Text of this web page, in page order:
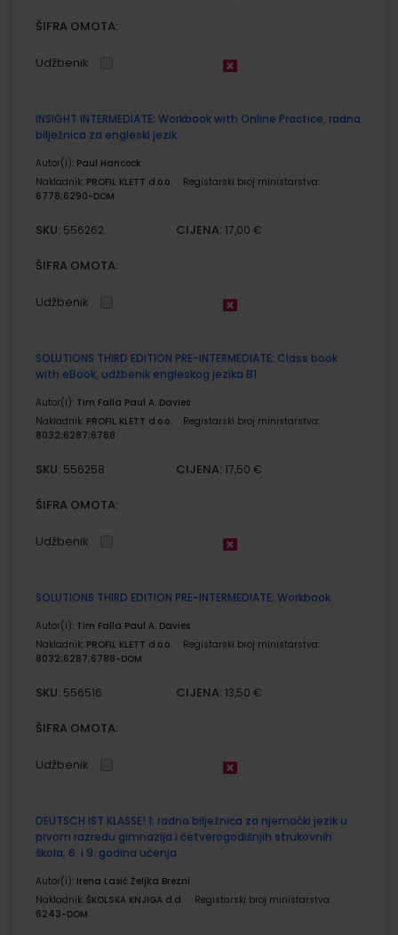
ŠIFRA OMOTA:
Udžbenik
INSIGHT INTERMEDIATE; Workbook with Online Practice, radna
bilježnica za engleski jezik
Autor(i): Paul Hancock
Nakladnik: PROFIL KLETT d.o.o.
Registarski broj ministarstva:
6778;6290-DOM
SKU: 556262 CIJENA: 17,00 €
ŠIFRA OMOTA:
Udžbenik
SOLUTIONS THIRD EDITION PRE-INTERMEDIATE; Class book
with eBook, udžbenik engleskog jezika B1
Autor(i): Tim Falla Paul A. Davies
Nakladnik: PROFIL KLETT d.o.o.
Registarski broj ministarstva:
8032;6287;6788
SKU: 556258 CIJENA: 17,50 €
ŠIFRA OMOTA:
Udžbenik
SOLUTIONS THIRD EDITION PRE-INTERMEDIATE; Workbook
Autor(i): Tim Falla Paul A. Davies
Nakladnik: PROFIL KLETT d.o.o.
Registarski broj ministarstva:
8032;6287;6788-DOM
SKU: 556516 CIJENA: 13,50 €
ŠIFRA OMOTA:
Udžbenik
DEUTSCH IST KLASSE! 1; radna bilježnica za njemački jezik u
prvom razredu gimnazija i četverogodišnjih strukovnih
škola, 6. i 9. godina učenja
Autor(i): Irena Lasić Željka Brezni
Nakladnik: ŠKOLSKA KNJIGA d.d.
Registarski broj ministarstva:
6243-DOM